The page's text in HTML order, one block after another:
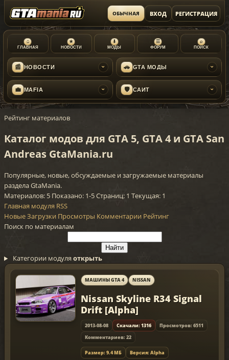
ОБЫЧНАЯ ВХОД РЕГИСТРАЦИЯ
⌂
ГЛАВНАЯ
★
НОВОСТИ
⬇
МОДЫ
☰
ФОРУМ
⌕
ПОИСК
📰 НОВОСТИ › 🚗 GTA МОДЫ ›
💼 MAFIA › 🛡 САЙТ ›
Рейтинг материалов
Каталог модов для GTA 5, GTA 4 и GTA San
Andreas GtaMania.ru
Популярные, новые, обсуждаемые и загружаемые материалы
раздела GtaMania.
Материалов: 5 Показано: 1-5Страниц: 1 Текущая: 1
Главная модуля RSS
НовыеЗагрузки Просмотры Комментарии Рейтинг
Поиск по материалам
Категории модуля открыть
МАШИНЫ GTA 4 NISSAN
Nissan Skyline R34 Signal
Drift [Alpha]
2013-08-08 Скачали: 1316
Просмотров: 6511
Комментариев: 22
Размер: 9.4 МБ Версия: Alpha